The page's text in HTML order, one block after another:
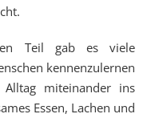
Teil gab es viele
kennenzulernen
miteinander ins
Essen, Lachen und